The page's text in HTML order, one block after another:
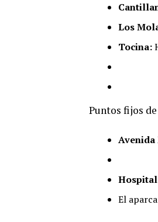
Los
Tocina:
Puntos fijos
El